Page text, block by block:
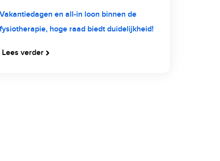
Vakantiedagen en all-in loon binnen de
fysiotherapie, hoge raad biedt duidelijkheid!
Lees verder